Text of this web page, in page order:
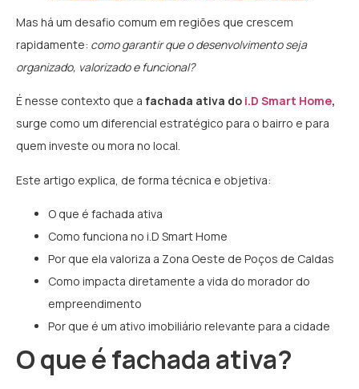
Mas há um desafio comum em regiões que crescem
rapidamente: como garantir que o desenvolvimento seja
organizado, valorizado e funcional?
É nesse contexto que a fachada ativa do i.D Smart Home,
surge como um diferencial estratégico para o bairro e para
quem investe ou mora no local.
Este artigo explica, de forma técnica e objetiva:
O que é fachada ativa
Como funciona no i.D Smart Home
Por que ela valoriza a Zona Oeste de Poços de Caldas
Como impacta diretamente a vida do morador do
empreendimento
Por que é um ativo imobiliário relevante para a cidade
O que é fachada ativa?